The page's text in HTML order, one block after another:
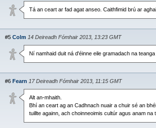
Tá an ceart ar fad agat anseo. Caithfimid brú ar
#5 Colm 14 Deireadh Fómhair 2013, 13:23 GMT
Ní namhaid duit ná d'éinne eile gramadach na
#6 Fearn 17 Deireadh Fómhair 2013, 11:15 GMT
Alt an-mhaith.
Bhí an ceart ag an Cadhnach nuair a chuir sé an
tuillte againn, ach choinneoimis cultúr agus anam na